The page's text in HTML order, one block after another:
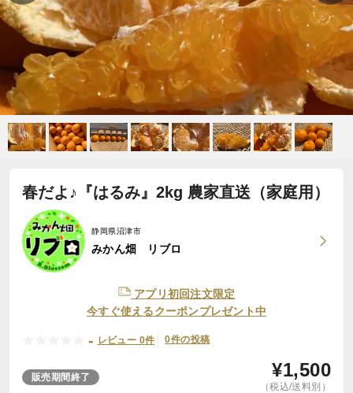
春だよ♪『はるみ』2kg 農家直送（家庭用）
静岡県沼津市
みかん畑 リブロ
アプリ初回注文限定
今すぐ使えるクーポンプレゼント中
- レビュー 0件 0件の投稿
販売期間終了 ¥1,500
（税込/送料別）